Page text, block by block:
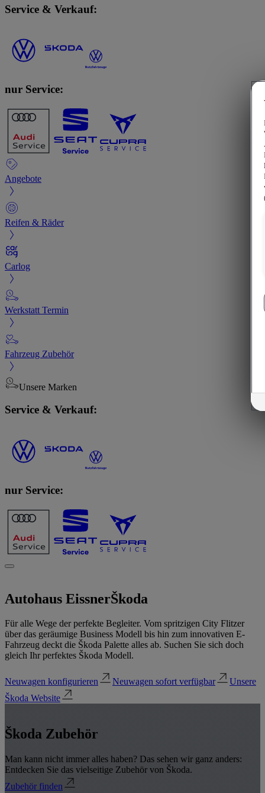
Service & Verkauf:
nur Service:
Angebote
Reifen & Räder
Carlog
Werkstatt Termin
Fahrzeug Zubehör
Unsere Marken
Service & Verkauf:
nur Service:
Autohaus EissnerŠkoda
Für alle Wege der perfekte Begleiter. Vom spritzigen City Flitzer
über das geräumige Business Modell bis hin zum innovativen E-
Fahrzeug deckt die Škoda Palette alles ab. Suchen Sie sich doch
gleich Ihr perfektes Škoda Modell.
Neuwagen konfigurieren Neuwagen sofort verfügbar
Unsere
Škoda Website
Škoda Zubehör
Man kann nicht immer alles haben? Das sehen wir ganz anders:
Entdecken Sie das vielseitige Zubehör von Škoda.
Zubehör finden